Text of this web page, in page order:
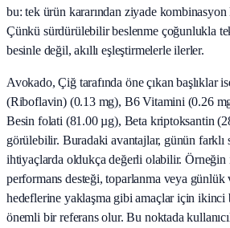
bu: tek ürün kararından ziyade kombinasyon
Çünkü sürdürülebilir beslenme çoğunlukla
besinle değil, akıllı eşleştirmelerle ilerler.
Avokado, Çiğ tarafında öne çıkan başlıklar
(Riboflavin) (0.13 mg), B6 Vitamini (0.26
Besin folati (81.00 µg), Beta kriptoksantin
görülebilir. Buradaki avantajlar, günün farklı
ihtiyaçlarda oldukça değerli olabilir. Örneğin
performans desteği, toparlanma veya
hedeflerine yaklaşma gibi amaçlar için ikinci
önemli bir referans olur. Bu noktada